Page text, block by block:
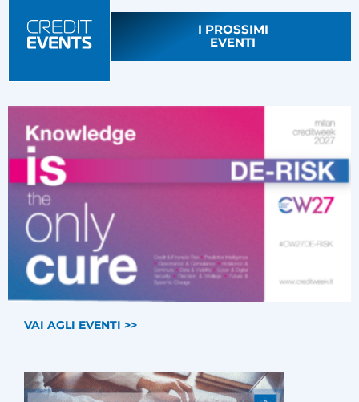
I PROSSIMI
EVENTI
VAI AGLI EVENTI >>